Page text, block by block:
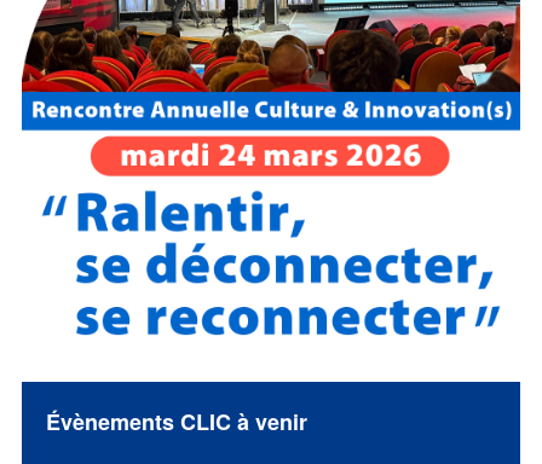
Évènements CLIC à venir